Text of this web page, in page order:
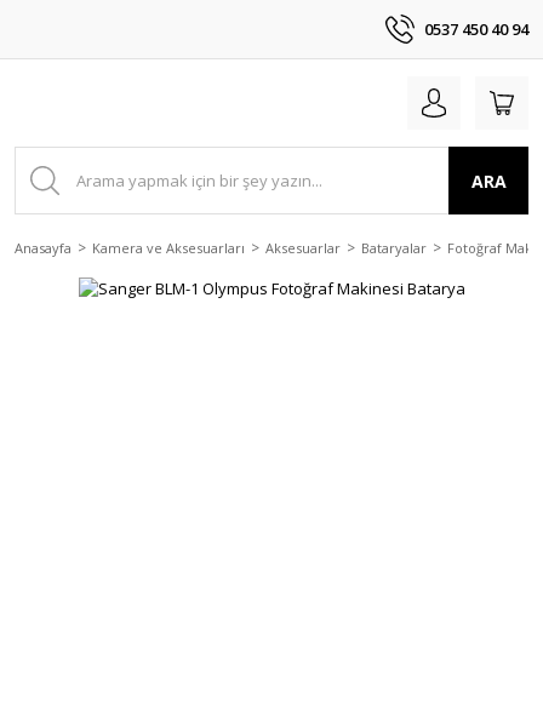
0537 450 40 94
ARA
Anasayfa Kamera ve Aksesuarları Aksesuarlar Bataryalar Fotoğraf